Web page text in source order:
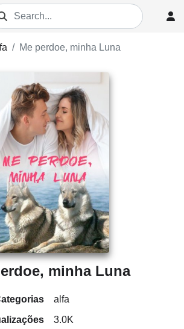
Me perdoe, minha Luna
minha Luna
alfa
3.0K